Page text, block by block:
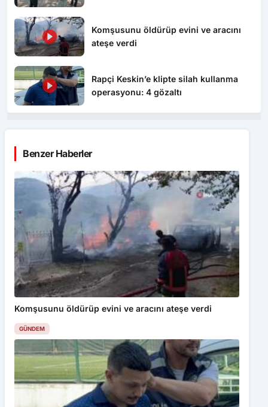
Komşusunu öldürüp evini ve aracını
ateşe verdi
Rapçi Keskin’e klipte silah kullanma
operasyonu: 4 gözaltı
Benzer Haberler
Komşusunu öldürüp evini ve aracını ateşe verdi
GÜNDEM